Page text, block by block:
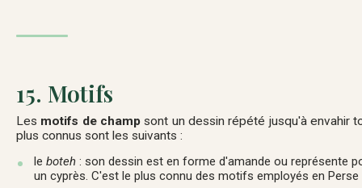
15. Motifs
Les motifs de champ sont un dessin répété jusqu'à envahir
plus connus sont les suivants :
le boteh : son dessin est en forme d'amande ou représente
un cyprès. C'est le plus connu des motifs employés en Perse